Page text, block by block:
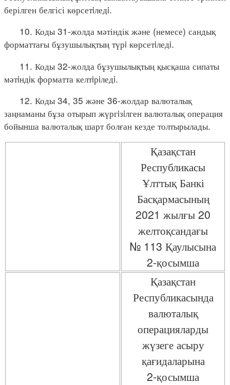
берілген белгісі көрсетiледi.
10. Коды 31-жолда мәтіндік және (немесе) сандық
форматтағы бұзушылықтың түрi көрсетiледi.
11. Коды 32-жолда бұзушылықтың қысқаша сипаты
мәтiндiк форматта келтiрiледi.
12. Коды 34, 35 және 36-жолдар валюталық
заңнаманы бұза отырып жүргiзiлген валюталық операция
бойынша валюталық шарт болған кезде толтырылады.
Қазақстан
Республикасы
Ұлттық Банкі
Басқармасының
2021 жылғы 20
желтоқсандағы
№ 113 Қаулысына
2-қосымша
Қазақстан
Республикасында
валюталық
операцияларды
жүзеге асыру
қағидаларына
2-қосымша